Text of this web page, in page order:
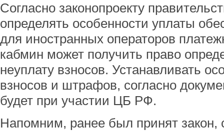
Согласно законопроекту
определять особенности уплаты
для иностранных операторов
кабмин может получить право
неуплату взносов. Устанавливать
взносов и штрафов, согласно
будет при участии ЦБ РФ.
Напомним, ранее был принят закон,